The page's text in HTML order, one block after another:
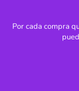
Por cada compra